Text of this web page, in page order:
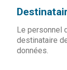
Le personnel
destinataire
données.